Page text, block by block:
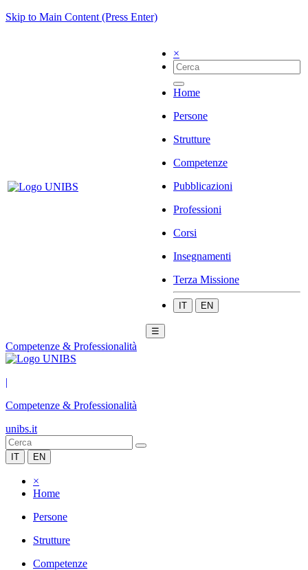
Skip to Main Content (Press Enter)
×
Home
Persone
Strutture
Competenze
Pubblicazioni
Professioni
Corsi
Insegnamenti
Terza Missione
IT EN
☰
Competenze & Professionalità
|
Competenze & Professionalità
unibs.it
IT EN
×
Home
Persone
Strutture
Competenze